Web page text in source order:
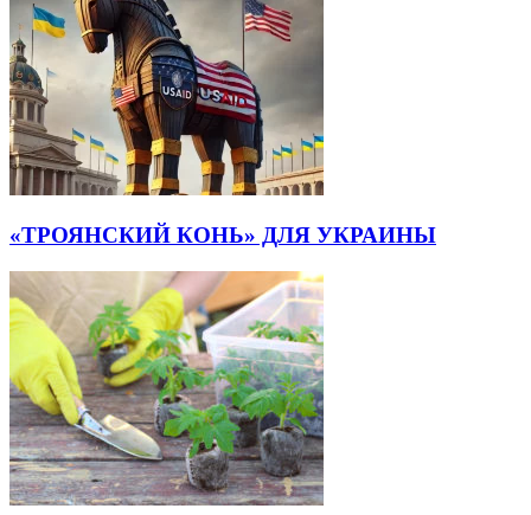
«ТРОЯНСКИЙ КОНЬ» ДЛЯ УКРАИНЫ